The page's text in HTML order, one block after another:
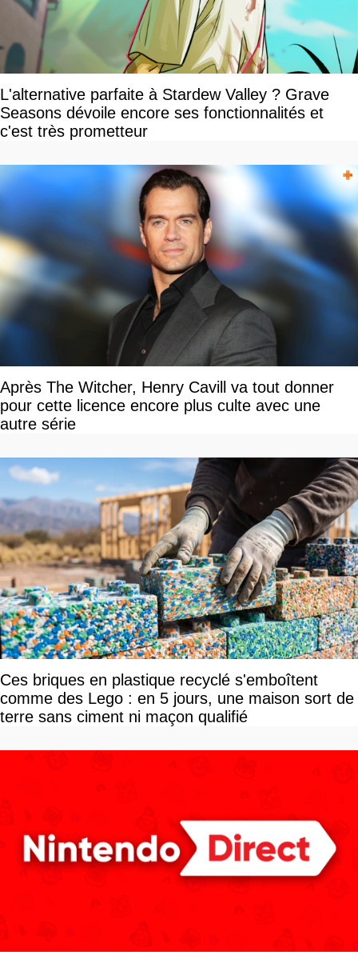
L'alternative parfaite à Stardew Valley ? Grave
Seasons dévoile encore ses fonctionnalités et
c'est très prometteur
Après The Witcher, Henry Cavill va tout donner
pour cette licence encore plus culte avec une
autre série
Ces briques en plastique recyclé s'emboîtent
comme des Lego : en 5 jours, une maison sort de
terre sans ciment ni maçon qualifié